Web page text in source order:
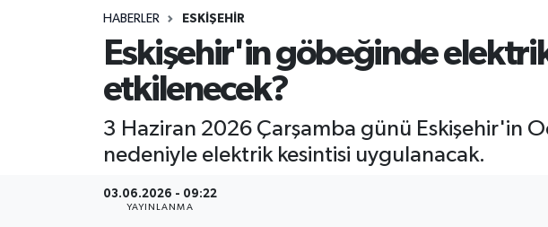
HABERLER ESKIŞEHIR
Eskişehir'in göbeğinde
etkilenecek?
3 Haziran 2026 Çarşamba günü Eskişehir'in
nedeniyle elektrik kesintisi uygulanacak.
03.06.2026 - 09:22
YAYINLANMA
Süper Lig Puan Durumu ve Fikstür
Tüm Manşetler
Son Dakika Haberleri
Haber Arşivi